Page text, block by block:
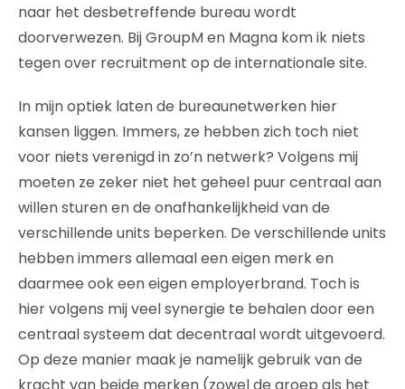
naar het desbetreffende bureau wordt
doorverwezen. Bij GroupM en Magna kom ik niets
tegen over recruitment op de internationale site.
In mijn optiek laten de bureaunetwerken hier
kansen liggen. Immers, ze hebben zich toch niet
voor niets verenigd in zo’n netwerk? Volgens mij
moeten ze zeker niet het geheel puur centraal aan
willen sturen en de onafhankelijkheid van de
verschillende units beperken. De verschillende units
hebben immers allemaal een eigen merk en
daarmee ook een eigen employerbrand. Toch is
hier volgens mij veel synergie te behalen door een
centraal systeem dat decentraal wordt uitgevoerd.
Op deze manier maak je namelijk gebruik van de
kracht van beide merken (zowel de groep als het